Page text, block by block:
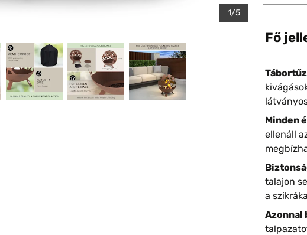
1/5
Fő
Minden
ellenáll
talajon
a
Azonnal